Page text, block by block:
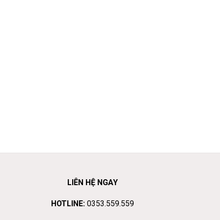
LIÊN HỆ NGAY
HOTLINE: 0353.559.559